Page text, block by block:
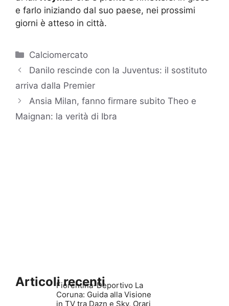
e farlo iniziando dal suo paese, nei prossimi
giorni è atteso in città.
Categorie
Calciomercato
Danilo rescinde con la Juventus: il sostituto
arriva dalla Premier
Ansia Milan, fanno firmare subito Theo e
Maignan: la verità di Ibra
Articoli recenti
Fiorentina-Deportivo La
Coruna: Guida alla Visione
in TV tra Dazn e Sky, Orari